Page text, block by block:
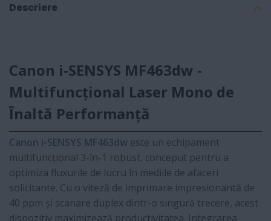
Descriere
Canon i-SENSYS MF463dw -
Multifuncțional Laser Mono de
Înaltă Performanță
Canon i-SENSYS MF463dw este un echipament
multifuncțional 3-în-1 robust, conceput pentru a
optimiza fluxurile de lucru în mediile de afaceri
solicitante. Cu o viteză de imprimare impresionantă de
40 ppm și scanare duplex dintr-o singură trecere, acest
dispozitiv maximizează productivitatea. Integrarea